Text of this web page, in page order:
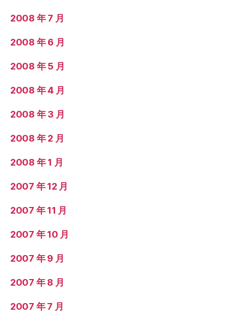
2008 年 7 月
2008 年 6 月
2008 年 5 月
2008 年 4 月
2008 年 3 月
2008 年 2 月
2008 年 1 月
2007 年 12 月
2007 年 11 月
2007 年 10 月
2007 年 9 月
2007 年 8 月
2007 年 7 月